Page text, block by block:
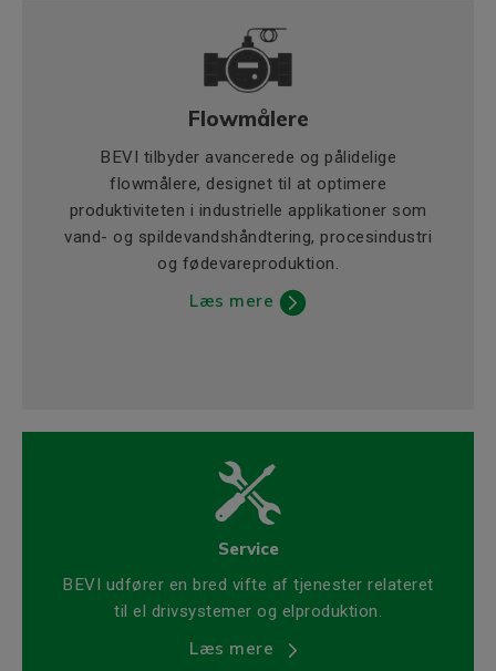
Flowmålere
BEVI tilbyder avancerede og pålidelige
flowmålere, designet til at optimere
produktiviteten i industrielle applikationer som
vand- og spildevandshåndtering, procesindustri
og fødevareproduktion.
Læs mere
Service
BEVI udfører en bred vifte af tjenester relateret
til el drivsystemer og elproduktion.
Læs mere